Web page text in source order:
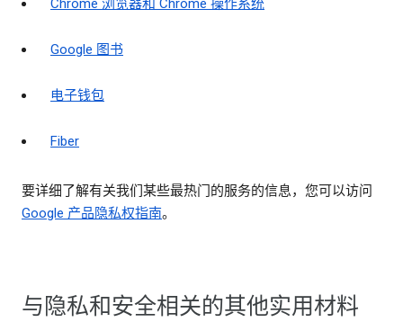
Chrome 浏览器和 Chrome 操作系统
Google 图书
电子钱包
Fiber
要详细了解有关我们某些最热门的服务的信息，您可以访问
Google 产品隐私权指南。
与隐私和安全相关的其他实用材料